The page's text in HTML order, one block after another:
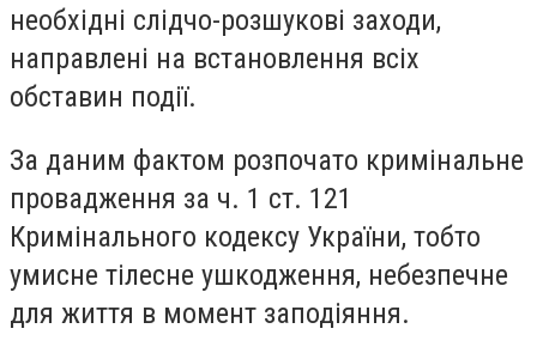
необхідні слідчо-розшукові заходи,
направлені на встановлення всіх
обставин події.
За даним фактом розпочато кримінальне
провадження за ч. 1 ст. 121
Кримінального кодексу України, тобто
умисне тілесне ушкодження, небезпечне
для життя в момент заподіяння.